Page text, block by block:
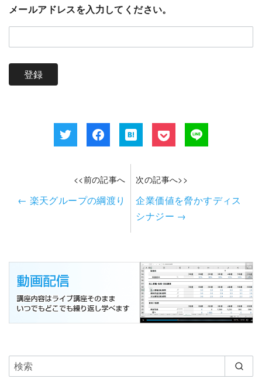
メールアドレスを入力してください。
<<前の記事へ
← 楽天グループの綱渡り
次の記事へ>>
企業価値を脅かすディス
シナジー →